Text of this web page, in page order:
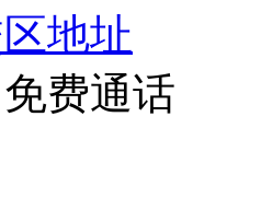
地址
免费通话